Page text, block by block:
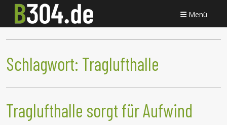
Menü
Schlagwort: Traglufthalle
Traglufthalle sorgt für Aufwind